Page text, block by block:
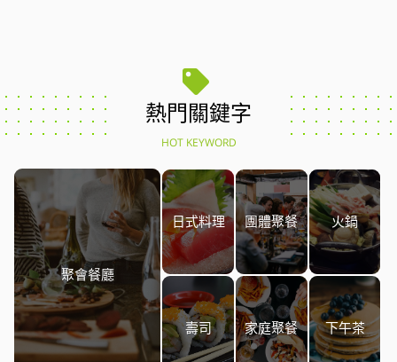
熱門關鍵字
HOT KEYWORD
聚會餐廳
日式料理 團體聚餐 火鍋
壽司 家庭聚餐 下午茶